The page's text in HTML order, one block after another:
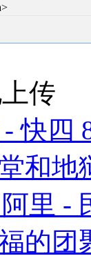
传
快四
和地
里 -
的团